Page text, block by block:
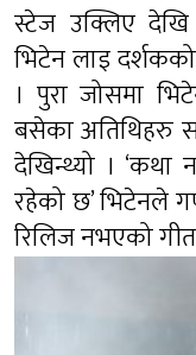
स्टेज उक्लिए देखि
भिटेन लाइ
। पुरा जोसमा
बसेका अतिथिहरु
देखिन्थ्यो । ‘कथा
रहेको छ’ भिटेनले
रिलिज नभएको